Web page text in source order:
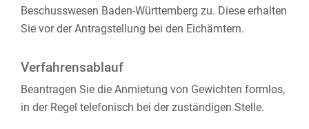
Beschusswesen Baden-Württemberg zu. Diese erhalten
Sie vor der Antragstellung bei den Eichämtern.
Verfahrensablauf
Beantragen Sie die Anmietung von Gewichten formlos,
in der Regel telefonisch bei der zuständigen Stelle.